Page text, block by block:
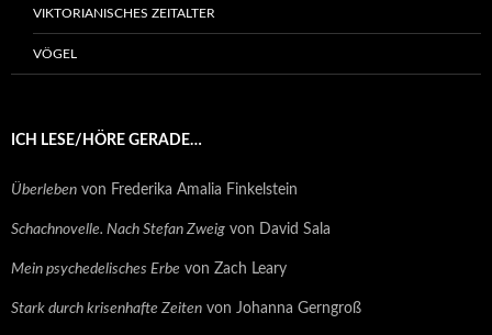
VIKTORIANISCHES ZEITALTER
VÖGEL
ICH LESE/HÖRE GERADE…
Überleben von Frederika Amalia Finkelstein
Schachnovelle. Nach Stefan Zweig von David Sala
Mein psychedelisches Erbe von Zach Leary
Stark durch krisenhafte Zeiten von Johanna Gerngroß